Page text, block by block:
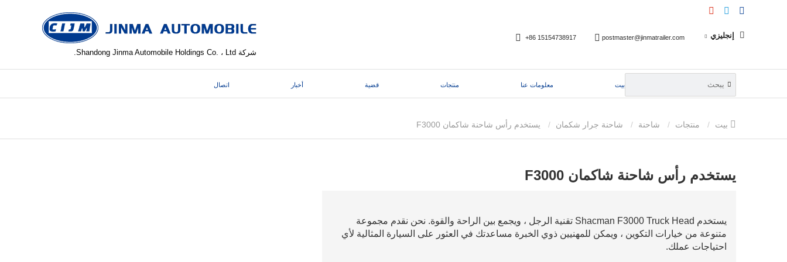
شركة Shandong Jinma Automobile Holdings Co. ، Ltd.
+86 15154738917 postmaster@jinmatrailer.com إنجليزي
بيت معلومات عنا منتجات قضية أخبار اتصال
منتجات شاحنة شاحنة جرار شكمان
يستخدم رأس شاحنة شاكمان F3000
يستخدم Shacman F3000 Truck Head تقنية الرجل ، ويجمع بين الراحة والقوة. نحن نقدم مجموعة
متنوعة من خيارات التكوين ، ويمكن للمهنيين ذوي الخبرة مساعدتك في العثور على السيارة المثالية لأي
احتياجات عملك.